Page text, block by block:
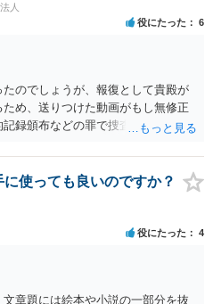
人
役にたった 6
のでしょうが、報復として貴殿が
め、送りつけた動画がもし無修正
録頒布などの罪で捜査の対象にな
見られたり事情聴取を受けたりす
このようなことが繰り返されないこ
うな軽微な事案まではなかなか手が
画についてＫ高校の名前が挙がっ
が不明でデマの可能性がある場
適切と思われます。私学の場合、
害賠償を求められる可能性も否定
使っても良いのですか？
役にたった 4
章題には絵本や小説の一部分を抜